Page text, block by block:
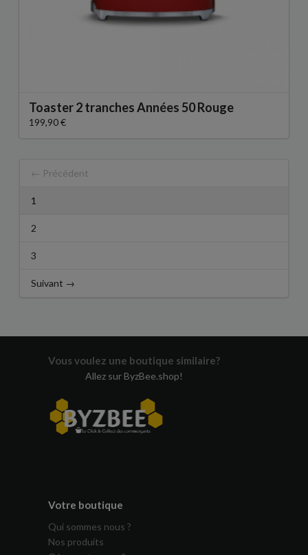
Toaster 2 tranches Années 50 Rouge
199,90 €
← Précédent
1
2
3
Suivant →
Vous voulez une boutique similaire?
Allez sur ByzBee.shop!
Votre boutique
Qui sommes nous ?
Nos produits